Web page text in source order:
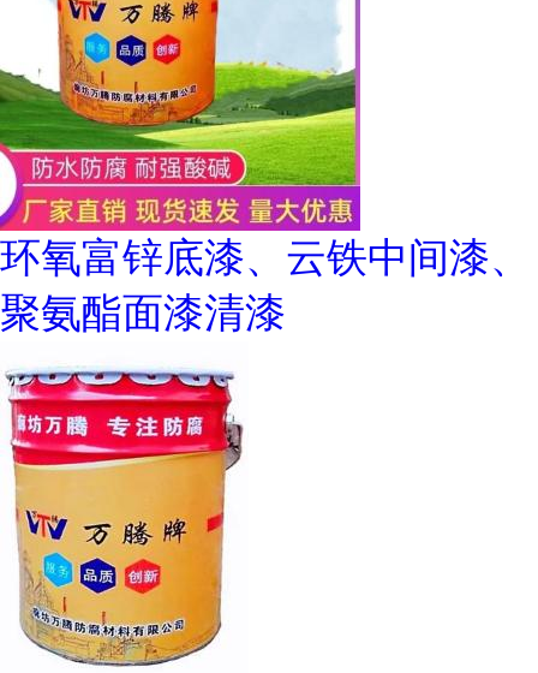
环氧富锌底漆、云铁中间漆、
聚氨酯面漆清漆